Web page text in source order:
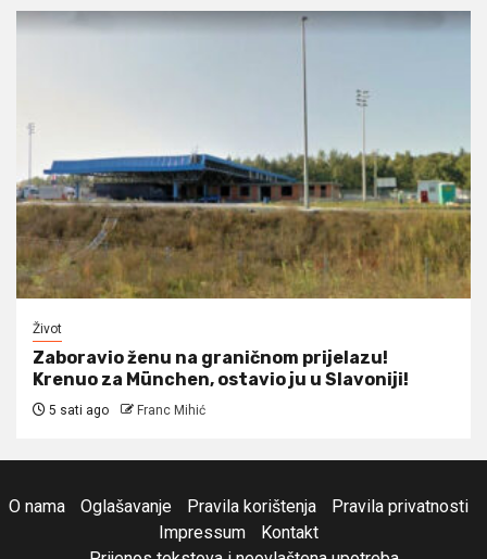
Život
Zaboravio ženu na graničnom prijelazu!
Krenuo za München, ostavio ju u Slavoniji!
5 sati ago Franc Mihić
O nama Oglašavanje Pravila korištenja
Pravila privatnosti
Impressum
Kontakt